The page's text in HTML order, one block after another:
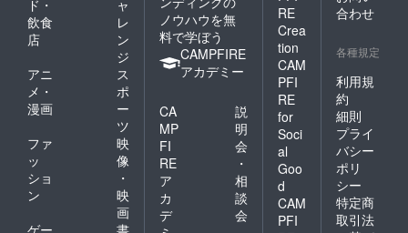
ド・
飲食
店
ャ
レ
ン
ジ
アニ
メ・
漫画
ス
ポ
ー
ツ
ファ
ッ
ショ
ン
映
像
・
映
画
ノウハウを無
料で学ぼう
CAMPFIRE
アカデミー
CA
MP
FI
RE
ア
カ
デ
説
明
会
・
相
談
会
RE
Crea
tion
CAM
PFI
RE
for
Soci
al
Goo
d
CAM
PFI
合わせ
各種規定
利用規
約
細則
プライ
バシー
ポリ
シー
特定商
取引法